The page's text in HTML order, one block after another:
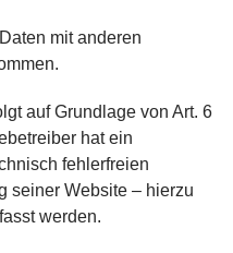
mit anderen
auf Grundlage von Art. 6
hat ein
fehlerfreien
seiner Website – hierzu
werden.